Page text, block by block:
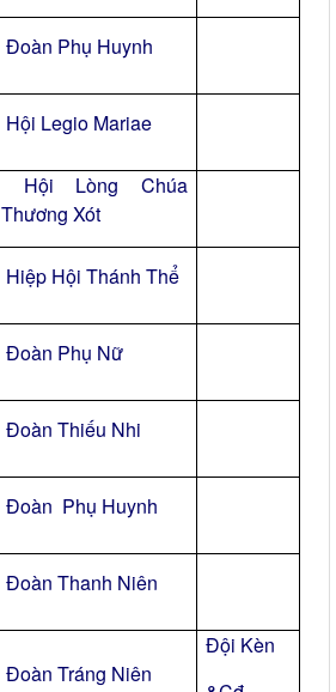
Đoàn Phụ Huynh
Hội Legio Mariae
Hội Lòng Chúa
Thương Xót
Hiệp Hội Thánh Thể
Đoàn Phụ Nữ
Đoàn Thiếu Nhi
Đoàn Phụ Huynh
Đoàn Thanh Niên
Đoàn Tráng Niên
Đội Kèn